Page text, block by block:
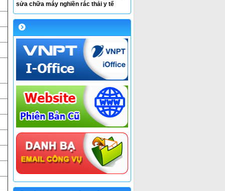
sửa chữa máy nghiền rác thải y tế